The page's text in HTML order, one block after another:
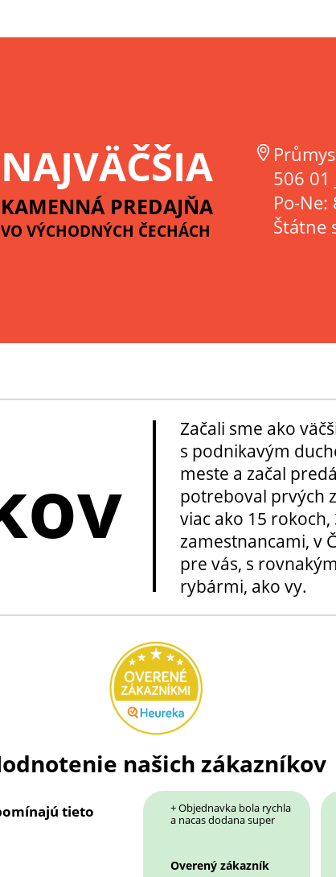
NAJVÄČŠIA
KAMENNÁ PREDAJŇA
VO VÝCHODNÝCH ČECHÁCH
506 01
Po-Ne:
Štátne
Začali sme ako
s podnikavým
meste a začal
potreboval prvých
viac ako 15 rokoch,
zamestnancami, v
pre vás, s
rybármi, ako vy.
našich zákazníkov
tieto
+ Objednavka bola rychla
a nacas dodana super
Overený zákazník